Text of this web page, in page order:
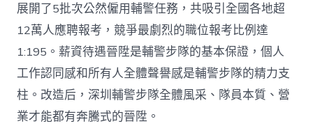
展開了5批次公然僱用輔警任務，共吸引全國各地超
12萬人應聘報考，競爭最劇烈的職位報考比例達
1:195。薪資待遇晉陞是輔警步隊的基本保證，個人
工作認同感和所有人全體聲譽感是輔警步隊的精力支
柱。改造后，深圳輔警步隊全體風采、隊員本質、營
業才能都有奔騰式的晉陞。